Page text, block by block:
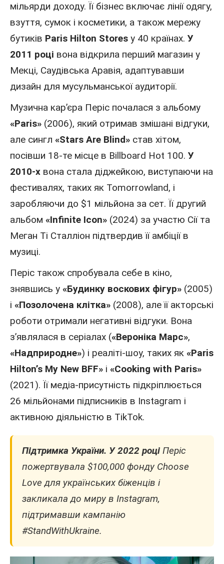
мільярди доходу. Її бізнес включає лінії одягу,
взуття, сумок і косметики, а також мережу
бутиків Paris Hilton Stores у 40 країнах. У
2011 році вона відкрила перший магазин у
Мекці, Саудівська Аравія, адаптувавши
дизайн для мусульманської аудиторії.
Музична кар’єра Періс почалася з альбому
«Paris» (2006), який отримав змішані відгуки,
але сингл «Stars Are Blind» став хітом,
посівши 18-те місце в Billboard Hot 100. У
2010-х вона стала діджейкою, виступаючи на
фестивалях, таких як Tomorrowland, і
заробляючи до $1 мільйона за сет. Її другий
альбом «Infinite Icon» (2024) за участю Сії та
Меган Ті Сталліон підтвердив її амбіції в
музиці.
Періс також спробувала себе в кіно,
знявшись у «Будинку воскових фігур» (2005)
і «Позолочена клітка» (2008), але її акторські
роботи отримали негативні відгуки. Вона
з’являлася в серіалах («Вероніка Марс»,
«Надприродне») і реаліті-шоу, таких як «Paris
Hilton’s My New BFF» і «Cooking with Paris»
(2021). Її медіа-присутність підкріплюється
26 мільйонами підписників в Instagram і
активною діяльністю в TikTok.
Підтримка України. У 2022 році Періс
пожертвувала $100,000 фонду Choose
Love для українських біженців і
закликала до миру в Instagram,
підтримавши кампанію
#StandWithUkraine.